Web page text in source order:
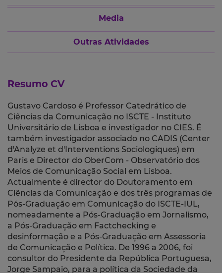
Media
Outras Atividades
Resumo CV
Gustavo Cardoso é Professor Catedrático de
Ciências da Comunicação no ISCTE - Instituto
Universitário de Lisboa e investigador no CIES. É
também investigador associado no CADIS (Center
d'Analyze et d'Interventions Sociologiques) em
Paris e Director do OberCom - Observatório dos
Meios de Comunicação Social em Lisboa.
Actualmente é director do Doutoramento em
Ciências da Comunicação e dos três programas de
Pós-Graduação em Comunicação do ISCTE-IUL,
nomeadamente a Pós-Graduação em Jornalismo,
a Pós-Graduação em Factchecking e
desinformação e a Pós-Graduação em Assessoria
de Comunicação e Política. De 1996 a 2006, foi
consultor do Presidente da República Portuguesa,
Jorge Sampaio, para a política da Sociedade da